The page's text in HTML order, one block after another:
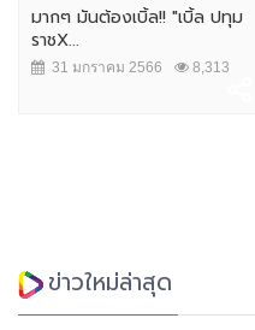
มากๆ มันต้องเบิ้ล!! "เบิ้ล ปทุม
ราชX...
31 มกราคม 2566 8,313
ข่าวใหม่ล่าสุด